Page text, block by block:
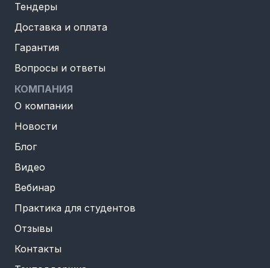
Тендеры
Доставка и оплата
Гарантия
Вопросы и ответы
КОМПАНИЯ
О компании
Новости
Блог
Видео
Вебинар
Практика для студентов
Отзывы
Контакты